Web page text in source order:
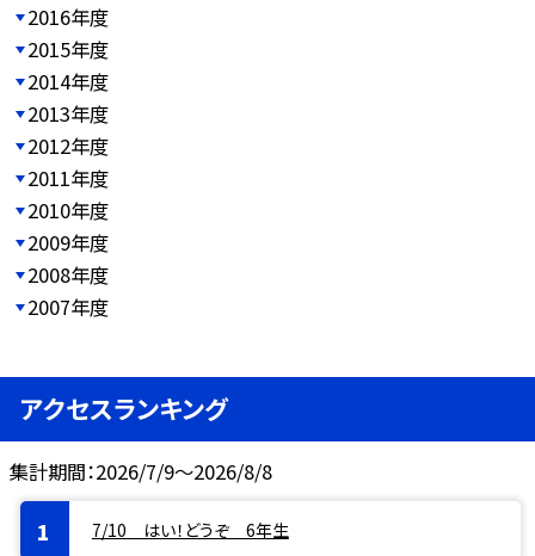
2016年度
2015年度
2014年度
2013年度
2012年度
2011年度
2010年度
2009年度
2008年度
2007年度
アクセスランキング
集計期間：2026/7/9～2026/8/8
7/10 はい！どうぞ 6年生